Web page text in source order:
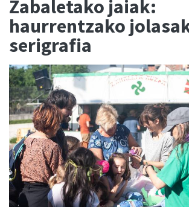
Zabaletako jaiak:
haurrentzako
serigrafia